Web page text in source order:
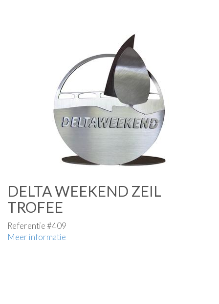
DELTA WEEKEND ZEIL
TROFEE
Referentie #409
Meer informatie